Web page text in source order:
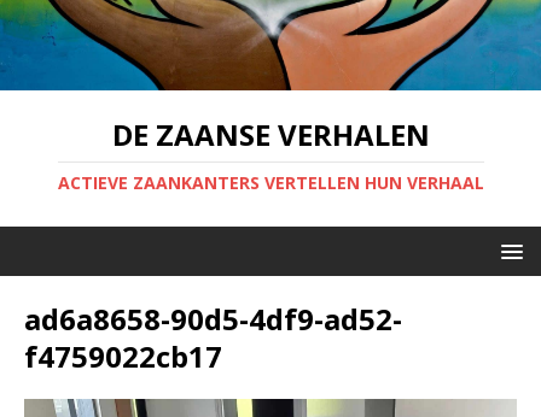
DE ZAANSE VERHALEN
ACTIEVE ZAANKANTERS VERTELLEN HUN VERHAAL
ad6a8658-90d5-4df9-ad52-
f4759022cb17